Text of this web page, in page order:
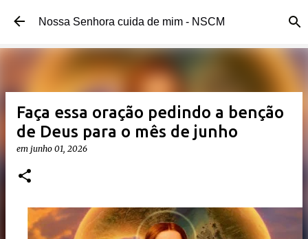
Pular para o conteúdo principal
Nossa Senhora cuida de mim - NSCM
Faça essa oração pedindo a benção
de Deus para o mês de junho
em junho 01, 2026